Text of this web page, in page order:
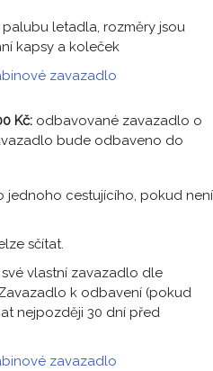
letadla, rozměry jsou
kapsy a koleček
zavazadlo
Kč: odbavované zavazadlo o
bude odbaveno do
jednoho cestujícího, pokud není
sčítat.
vlastní zavazadlo dle
k odbavení (pokud
nejpozději 30 dní před
zavazadlo